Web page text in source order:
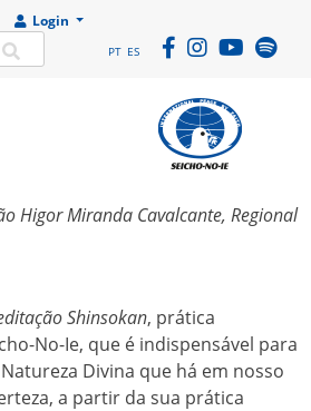
Login
PT ES
BRASIL
institucional da
Higor Miranda Cavalcante, Regional
Shinsokan, prática
No-Ie, que é indispensável para
Divina que há em nosso
a partir da sua prática